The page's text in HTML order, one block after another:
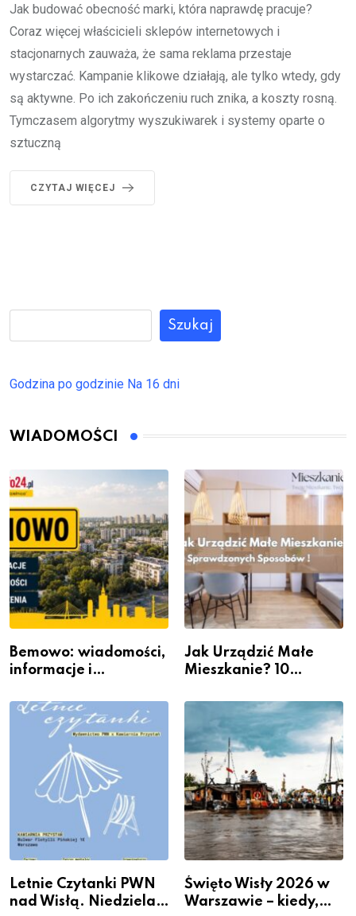
Jak budować obecność marki, która naprawdę pracuje?
Coraz więcej właścicieli sklepów internetowych i
stacjonarnych zauważa, że sama reklama przestaje
wystarczać. Kampanie klikowe działają, ale tylko wtedy, gdy
są aktywne. Po ich zakończeniu ruch znika, a koszty rosną.
Tymczasem algorytmy wyszukiwarek i systemy oparte o
sztuczną
CZYTAJ WIĘCEJ
Szukaj
Godzina po godzinie Na 16 dni
WIADOMOŚCI
Bemowo: wiadomości,
informacje i
Jak Urządzić Małe
Mieszkanie? 10
Przestrzeni Bez
Kosztownego Remontu
Letnie Czytanki PWN
nad Wisłą. Niedziela z
Święto Wisły 2026 w
Warszawie – kiedy,